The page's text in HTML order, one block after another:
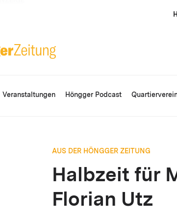
Veranstaltungen Höngger Podcast
AUS DER HÖNGGER ZEITUNG
Halbzeit für
Florian Utz